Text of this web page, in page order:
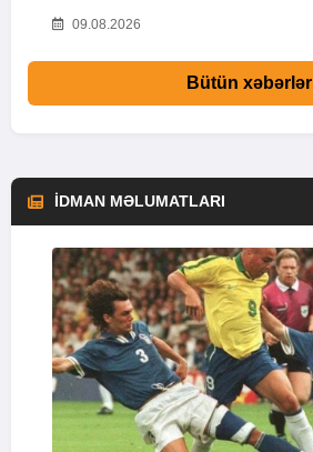
09.08.2026
Bütün xəbərlər
İDMAN MƏLUMATLARI